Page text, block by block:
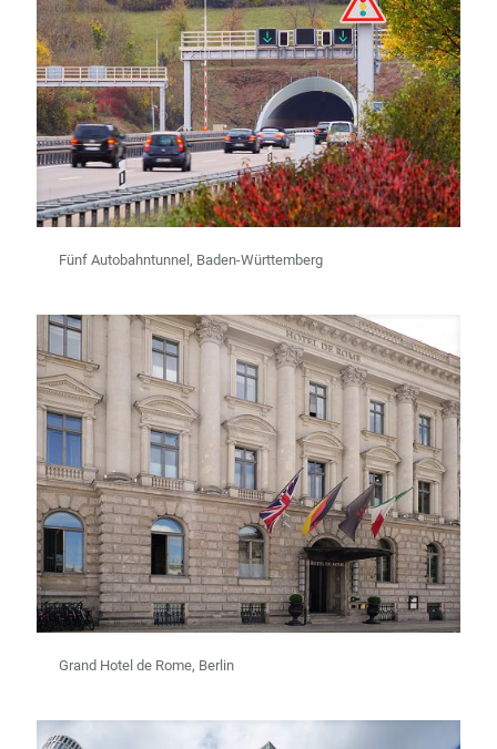
Fünf Autobahntunnel, Baden-Württemberg
Grand Hotel de Rome, Berlin